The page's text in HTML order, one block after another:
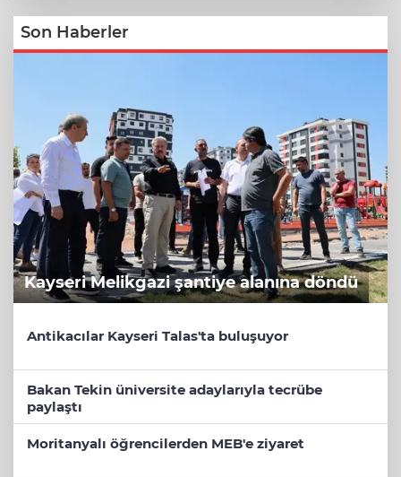
Son Haberler
Kayseri Melikgazi şantiye alanına döndü
Antikacılar Kayseri Talas'ta buluşuyor
Bakan Tekin üniversite adaylarıyla tecrübe
paylaştı
Moritanyalı öğrencilerden MEB'e ziyaret